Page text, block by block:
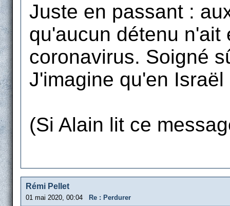
Juste en passant :
qu'aucun détenu
coronavirus. Soigné
J'imagine qu'en
(Si Alain lit ce
Rémi Pellet
01 mai 2020, 00:04 Re : Perdurer